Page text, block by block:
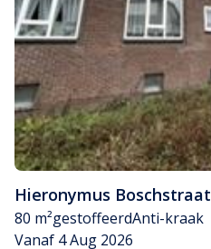
Hieronymus Boschstraat
80 m²gestoffeerdAnti-kraak
Vanaf 4 Aug 2026